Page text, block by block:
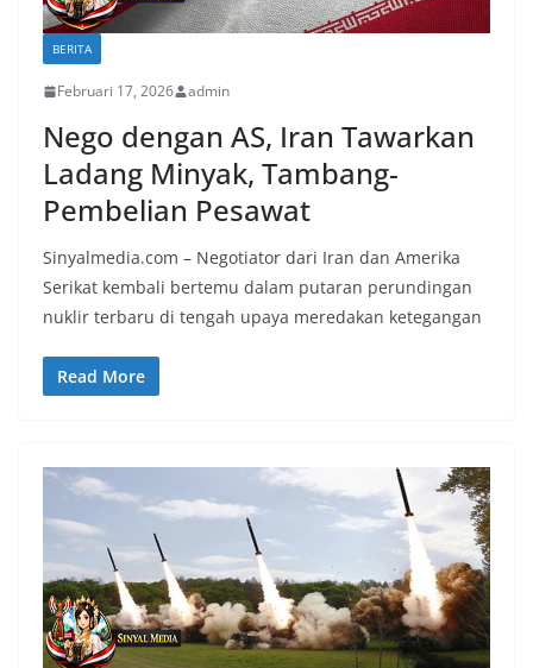
BERITA
Februari 17, 2026 admin
Nego dengan AS, Iran Tawarkan
Ladang Minyak, Tambang-
Pembelian Pesawat
Sinyalmedia.com – Negotiator dari Iran dan Amerika
Serikat kembali bertemu dalam putaran perundingan
nuklir terbaru di tengah upaya meredakan ketegangan
Read More